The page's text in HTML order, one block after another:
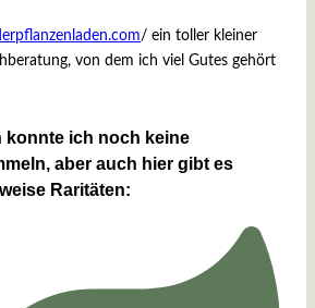
/ ein toller kleiner
von dem ich viel Gutes gehört
konnte ich noch keine
aber auch hier gibt es
Raritäten: